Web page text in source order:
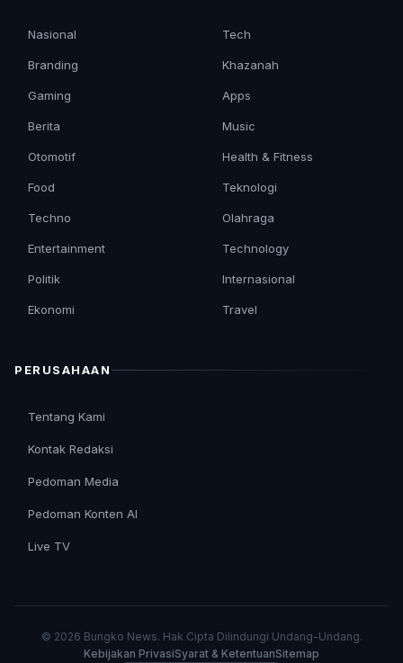
Nasional
Branding
Gaming
Berita
Otomotif
Tech
Khazanah
Apps
Music
Health & Fitness
Food
Techno
Entertainment
Politik
Ekonomi
Teknologi
Olahraga
Technology
Internasional
Travel
PERUSAHAAN
Tentang Kami
Kontak Redaksi
Pedoman Media
Pedoman Konten AI
Live TV
© 2026 Bungko News. Hak Cipta Dilindungi Undang-Undang.
Kebijakan PrivasiSyarat & KetentuanSitemap